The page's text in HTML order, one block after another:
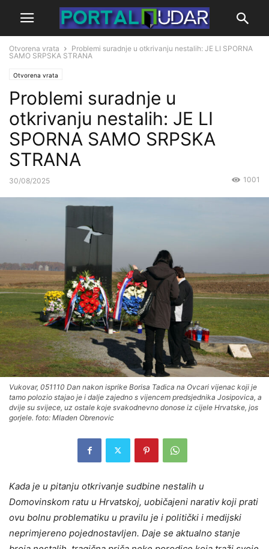
Otvorena vrata
Problemi suradnje u otkrivanju nestalih: JE LI SPORNA
SAMO SRPSKA STRANA
Otvorena vrata
Problemi suradnje u
otkrivanju nestalih: JE LI
SPORNA SAMO SRPSKA
STRANA
30/08/2025 1001
Vukovar, 051110 Dan nakon isprike Borisa Tadica na Ovcari vijenac koji je
tamo polozio stajao je i dalje zajedno s vijencem predsjednika Josipovica, a
dvije su svijece, uz ostale koje svakodnevno donose iz cijele Hrvatske, jos
gorjele. foto: Mladen Obrenovic
Kada je u pitanju otkrivanje sudbine nestalih u
Domovinskom ratu u Hrvatskoj, uobičajeni narativ koji prati
ovu bolnu problematiku u pravilu je i politički i medijski
neprimjereno pojednostavljen. Daje se aktualno stanje